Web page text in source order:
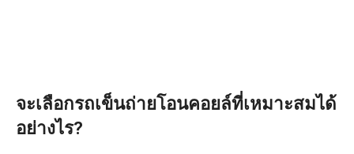
จะเลือกรถเข็นถ่ายโอนคอยล์ที่เหมาะสมได้
อย่างไร?